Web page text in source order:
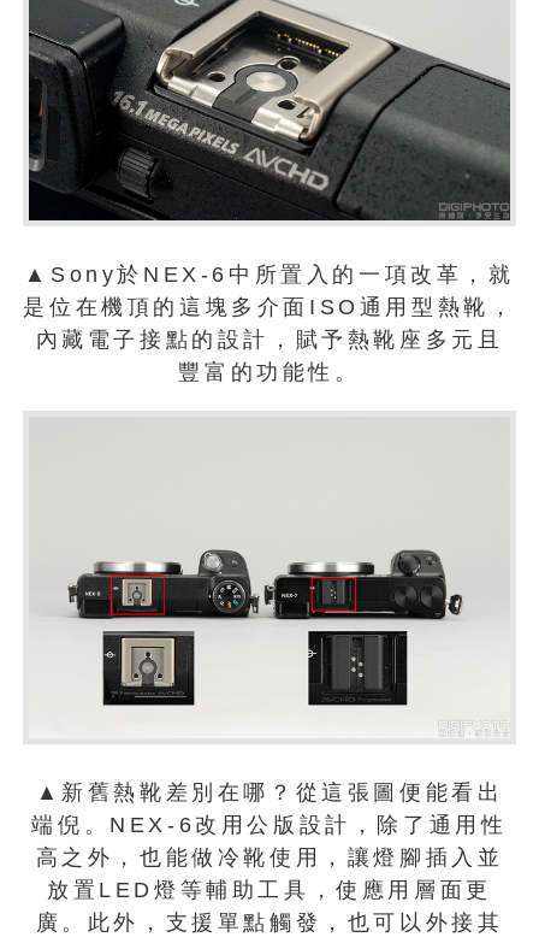
▲Sony於NEX-6中所置入的一項改革，就
是位在機頂的這塊多介面ISO通用型熱靴，
內藏電子接點的設計，賦予熱靴座多元且
豐富的功能性。
▲新舊熱靴差別在哪？從這張圖便能看出
端倪。NEX-6改用公版設計，除了通用性
高之外，也能做冷靴使用，讓燈腳插入並
放置LED燈等輔助工具，使應用層面更
廣。此外，支援單點觸發，也可以外接其